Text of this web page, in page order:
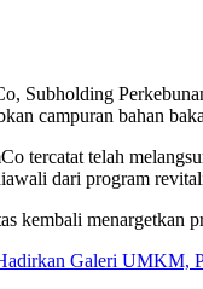
, Subholding
campuran bahan
tercatat telah
dari program
kembali menargetkan
Galeri UMKM,